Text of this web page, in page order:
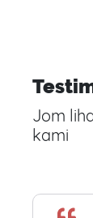
Jom
kami